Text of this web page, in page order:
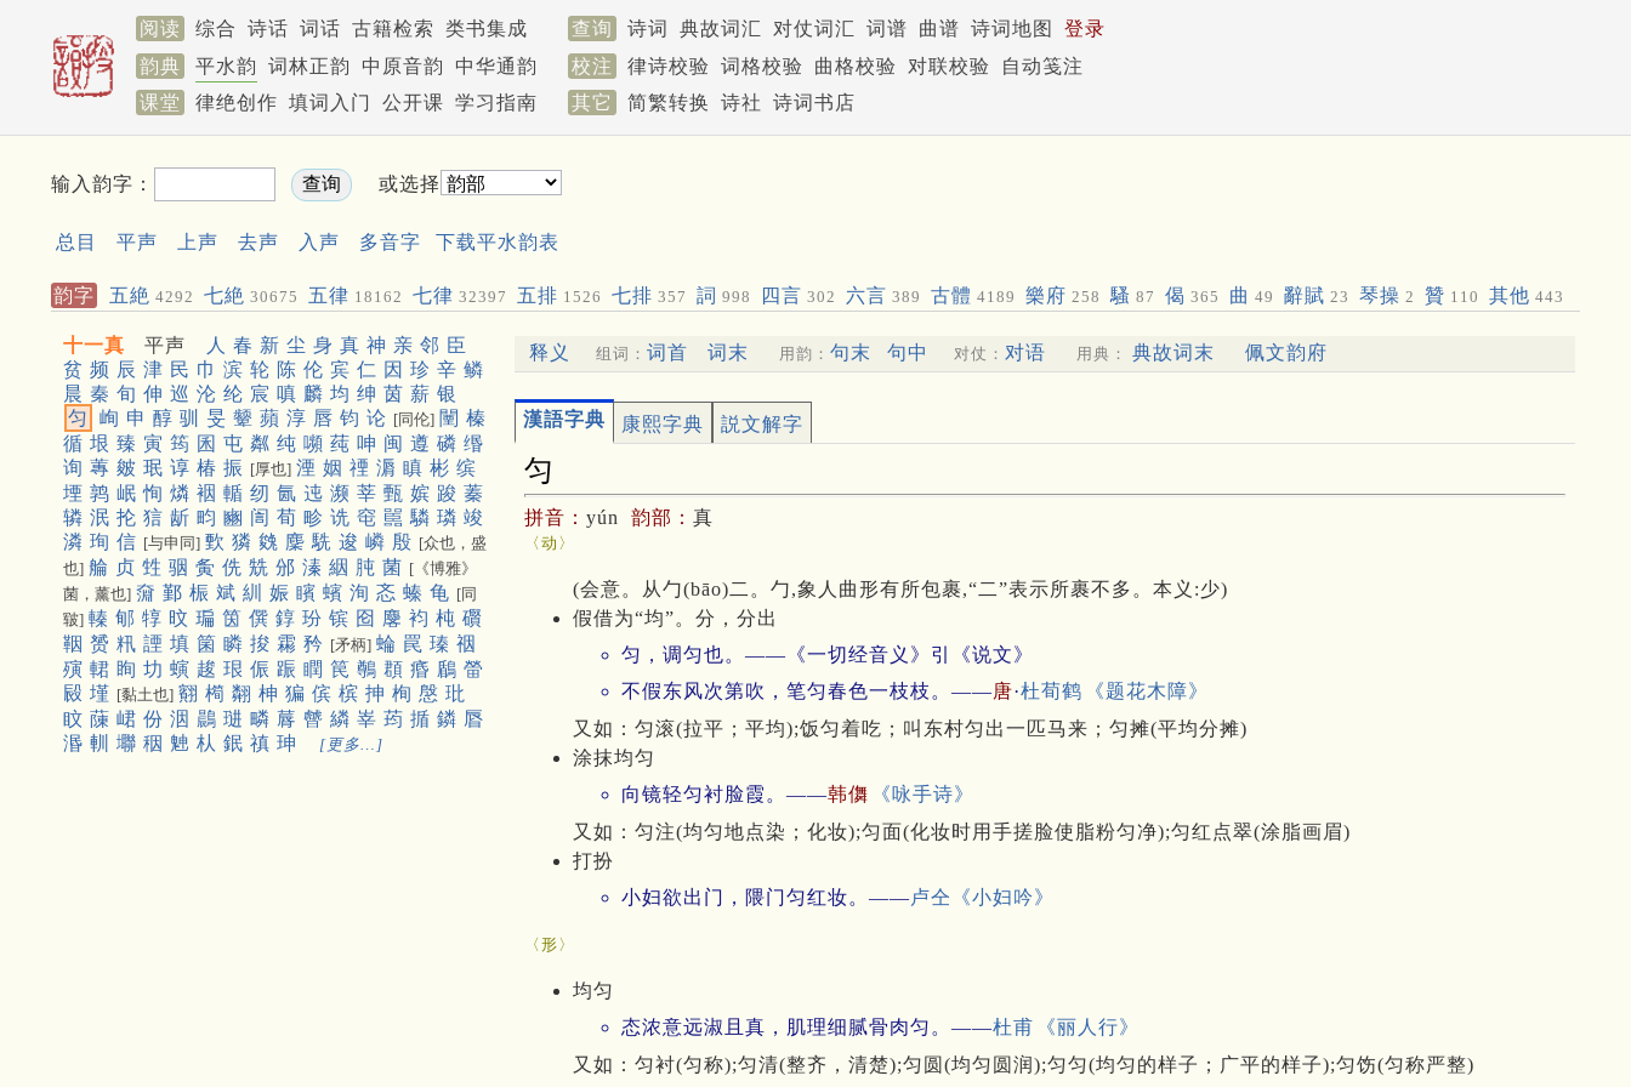
阅读 综合 诗话 词话 古籍检索 类书集成 查询 诗词 典故词汇 对仗词汇 词谱 曲谱 诗词地图
登录
韵典
平水韵 词林正韵 中原音韵 中华通韵 校注 律诗校验 词格校验 曲格校验 对联校验
自动笺注
课堂
律绝创作 填词入门 公开课 学习指南 其它 简繁转换 诗社 诗词书店
输入韵字： 或选择
总目 平声 上声 去声 入声 多音字 下载平水韵表
韵字 五絶 4292 七絶 30675 五律 18162 七律 32397 五排 1526 七排 357 詞 998 四言 302 六言 389 古體 4189 樂府 258 騷 87 偈 365 曲 49 辭賦 23 琴操 2 贊 110 其他 443
十一真 平声 人 春 新 尘 身 真 神 亲 邻 臣
贫 频 辰 津 民 巾 滨 轮 陈 伦 宾 仁 因 珍 辛 鳞
晨 秦 旬 伸 巡 沦 纶 宸 嗔 麟 均 绅 茵 薪 银
匀
峋 申 醇 驯 旻 颦 蘋 淳 唇 钧 论 [同伦] 闉 榛
循 垠 臻 寅 筠 囷 屯 粼 纯 嚬 莼 呻 闽 遵 磷 缗
询 蓴 皴 珉 谆 椿 振 [厚也] 湮 姻 禋 漘 瞋 彬 缤
堙 鹑 岷 恂 燐 裀 輴 纫 氤 迍 濒 莘 甄 嫔 踆 蓁
辚 泯 抡 狺 龂 畇 豳 訚 荀 畛 诜 窀 嚚 驎 璘 竣
潾 珣 信 [与申同] 歅 獜 㕙 麇 駪 逡 嶙 殷 [众也，盛
也] 䑳 贞 甡 骃 夤 侁 兟 邠 溱 絪 肫 菌 [《博雅》
菌，薰也] 奫 鄞 桭 斌 紃 娠 矉 蠙 洵 忞 螓 龟 [同
皲] 轃 郇 犉 旼 㻞 筃 僎 錞 玢 镔 囵 麐 袀 杶 礥
鞇 赟 籸 諲 填 箘 瞵 捘 霦 矜 [矛柄] 蜦 罠 瑧 䄄
殥 輑 眴 㘦 螾 䞭 珢 侲 䟴 瞤 笢 鷷 頵 痻 鶞 㽦
㲀 墐 [黏土也] 䎙 橁 翷 柛 猵 傧 槟 抻 栒 慇 玭
盿 蔯 峮 份 洇 鷐 琎 疄 䔚 䖜 繗 峷 荺 揗 鏻 㫳
湣 䡅 壣 秵 䰠 朲 鈱 禛 珅 [更多…]
释义 组词： 词首 词末 用韵： 句末 句中 对仗： 对语 用典： 典故词末 佩文韵府
漢語字典 康熙字典 説文解字
匀
拼音： yún 韵部： 真
〈动〉
(会意。从勹(bāo)二。勹,象人曲形有所包裹,“二”表示所裹不多。本义:少)
假借为“均”。分，分出
匀，调匀也。——《一切经音义》引《说文》
不假东风次第吹，笔匀春色一枝枝。——唐·杜荀鹤
《题花木障》
又如：匀滚(拉平；平均);饭匀着吃；叫东村匀出一匹马来；匀摊(平均分摊)
涂抹均匀
向镜轻匀衬脸霞。——韩儛
《咏手诗》
又如：匀注(均匀地点染；化妆);匀面(化妆时用手搓脸使脂粉匀净);匀红点翠(涂脂画眉)
打扮
小妇欲出门，隈门匀红妆。——卢仝 《小妇吟》
〈形〉
均匀
态浓意远淑且真，肌理细腻骨肉匀。——杜甫
《丽人行》
又如：匀衬(匀称);匀清(整齐，清楚);匀圆(均匀圆润);匀匀(均匀的样子；广平的样子);匀饬(匀称严整)